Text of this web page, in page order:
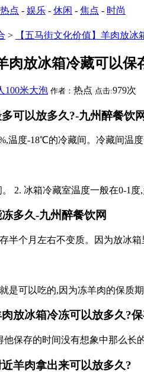
热点 - 娱乐 - 休闲 - 焦点 - 时尚
> 【五马街文化价值】羊肉放冰
肉放冰箱冷藏可以保
100米大泡 作者： 热点 点击:979次
可以放多久?-九州醉餐饮网
温度-18℃的冷藏间。冷藏间温
2. 冰箱冷藏室温度一般在0-1
多久-九州醉餐饮网
半个月左右不变质。因为放冰
是可以吃的,因为冻羊肉的保质
放冰箱冷冻可以放多久?
保存的时间没有想象中那么长
羊肉拿出来可以放多久?